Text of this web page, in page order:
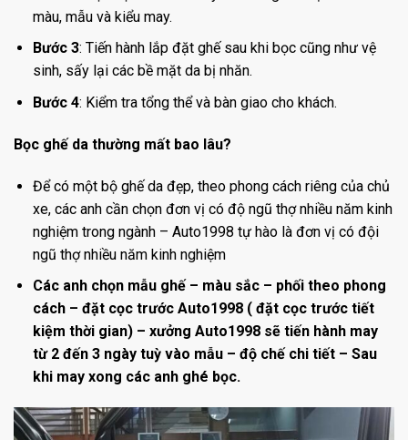
màu, mẫu và kiểu may.
Bước 3: Tiến hành lắp đặt ghế sau khi bọc cũng như vệ
sinh, sấy lại các bề mặt da bị nhăn.
Bước 4: Kiểm tra tổng thể và bàn giao cho khách.
Bọc ghế da thường mất bao lâu?
Để có một bộ ghế da đẹp, theo phong cách riêng của chủ
xe, các anh cần chọn đơn vị có độ ngũ thợ nhiều năm kinh
nghiệm trong ngành – Auto1998 tự hào là đơn vị có đội
ngũ thợ nhiều năm kinh nghiệm
Các anh chọn mẫu ghế – màu sắc – phối theo phong
cách – đặt cọc trước Auto1998 ( đặt cọc trước tiết
kiệm thời gian) – xưởng Auto1998 sẽ tiến hành may
từ 2 đến 3 ngày tuỳ vào mẫu – độ chế chi tiết – Sau
khi may xong các anh ghé bọc.